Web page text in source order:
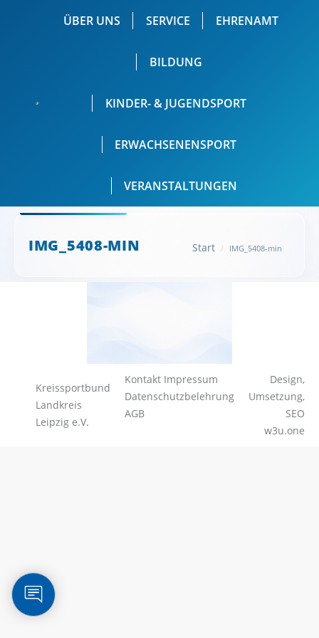
ÜBER UNS SERVICE EHRENAMT
BILDUNG
KINDER- & JUGENDSPORT
ERWACHSENENSPORT
VERANSTALTUNGEN
IMG_5408-MIN Sie befinden sich hier:
Start IMG_5408-min
Kreissportbund
Landkreis
Leipzig e.V.
Kontakt Impressum
Datenschutzbelehrung
AGB
Design,
Umsetzung,
SEO
w3u.one